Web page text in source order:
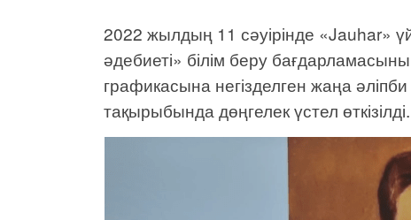
2022 жылдың 11 сәуірінде «Jauhar»
әдебиеті» білім беру
графикасына негізделген жаңа
тақырыбында дөңгелек үстел өткізілді.